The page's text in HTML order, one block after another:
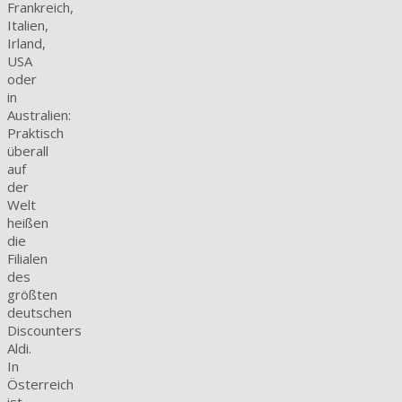
Frankreich,
Italien,
Irland,
USA
oder
in
Australien:
Praktisch
überall
auf
der
Welt
heißen
die
Filialen
des
größten
deutschen
Discounters
Aldi.
In
Österreich